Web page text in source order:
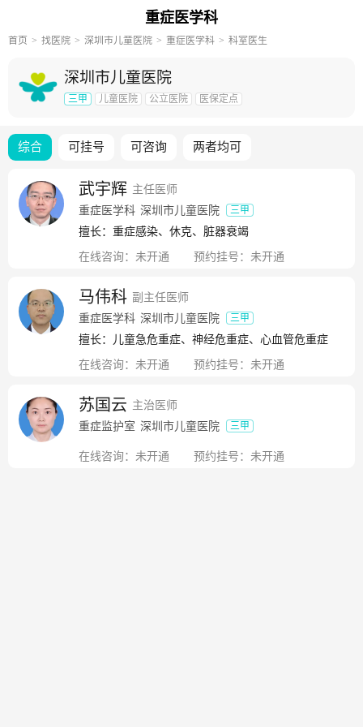
重症医学科
首页 找医院 深圳市儿童医院 重症医学科 科室医生
深圳市儿童医院
三甲 儿童医院 公立医院 医保定点
综合 可挂号 可咨询 两者均可
武宇辉 主任医师
重症医学科 深圳市儿童医院 三甲
擅长：重症感染、休克、脏器衰竭
在线咨询： 未开通 预约挂号： 未开通
马伟科 副主任医师
重症医学科 深圳市儿童医院 三甲
擅长：儿童急危重症、神经危重症、心血管危重症
在线咨询： 未开通 预约挂号： 未开通
苏国云 主治医师
重症监护室 深圳市儿童医院 三甲
在线咨询： 未开通 预约挂号： 未开通